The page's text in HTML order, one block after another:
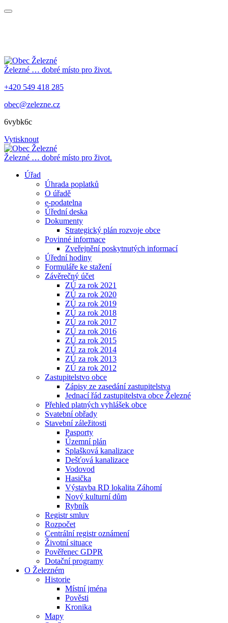
Železné … dobré místo pro život.
+420 549 418 285
obec@zelezne.cz
6vybk6c
Vytisknout
Železné … dobré místo pro život.
Úřad
Úhrada poplatků
O úřadě
e-podatelna
Úřední deska
Dokumenty
Strategický plán rozvoje obce
Povinné informace
Zveřejnění poskytnutých informací
Úřední hodiny
Formuláře ke stažení
Závěrečný účet
ZÚ za rok 2021
ZÚ za rok 2020
ZÚ za rok 2019
ZÚ za rok 2018
ZÚ za rok 2017
ZÚ za rok 2016
ZÚ za rok 2015
ZÚ za rok 2014
ZÚ za rok 2013
ZÚ za rok 2012
Zastupitelstvo obce
Zápisy ze zasedání zastupitelstva
Jednací řád zastupitelstva obce Železné
Přehled platných vyhlášek obce
Svatební obřady
Stavební záležitosti
Pasporty
Územní plán
Splašková kanalizace
Dešťová kanalizace
Vodovod
Hasička
Výstavba RD lokalita Záhomí
Nový kulturní dům
Rybník
Registr smluv
Rozpočet
Centrální registr oznámení
Životní situace
Pověřenec GDPR
Dotační programy
O Železném
Historie
Místní jména
Pověsti
Kronika
Mapy